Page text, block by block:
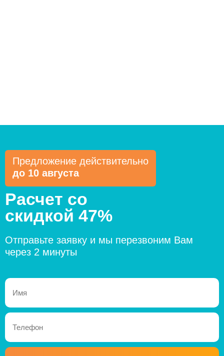
Предложение действительно
до 10 августа
Расчет со
скидкой 47%
Отправьте заявку и мы перезвоним Вам
через 2 минуты